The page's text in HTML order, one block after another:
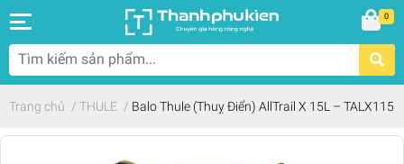
0
Trang chủ / THULE / Balo Thule (Thuỵ Điển) AllTrail X 15L – TALX115